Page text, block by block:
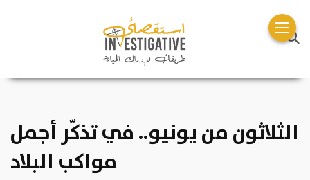
الثلاثون من يونيو.. في تذكّر أجمل
مواكب البلاد